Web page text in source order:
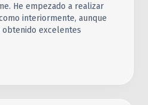
He empezado a realizar
interiormente, aunque
excelentes